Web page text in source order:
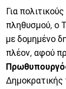
Για
πληθυσμού, ο
με δομημένο
πλέον, αφού